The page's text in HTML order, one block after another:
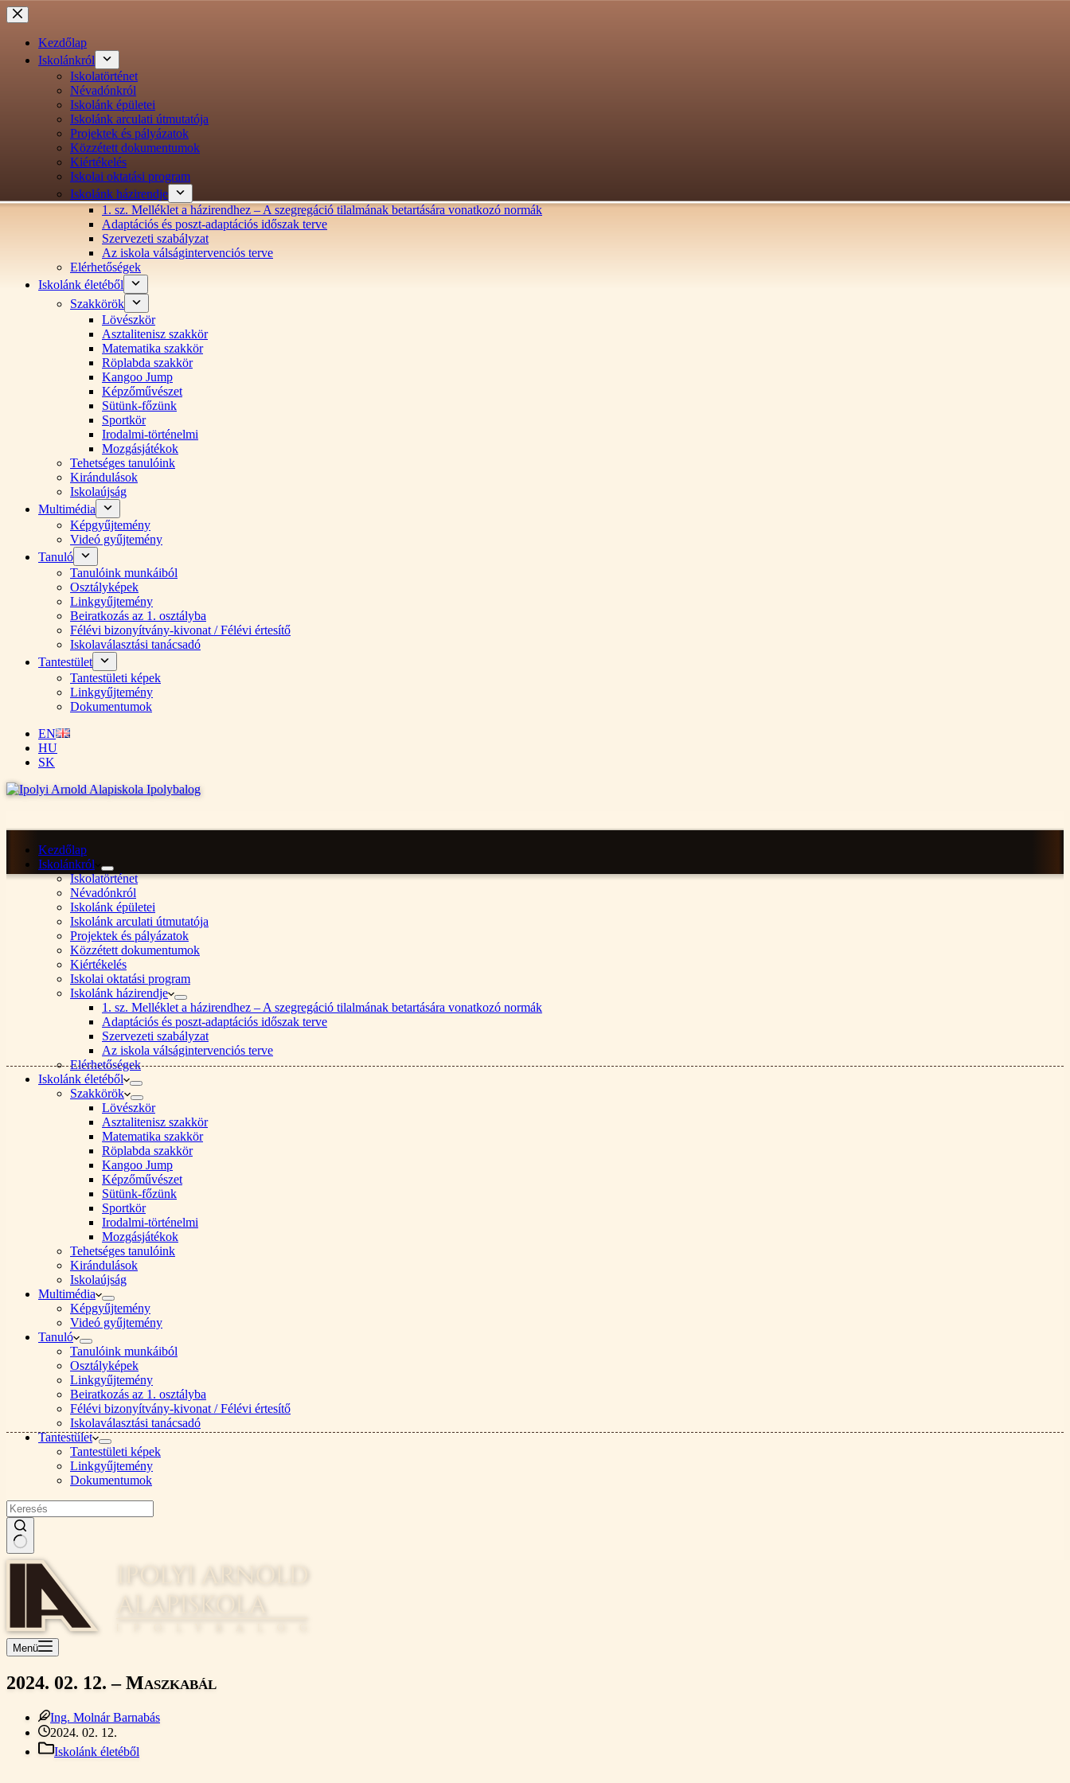
Ugrás
a
tartalomraKezdőlap
Iskolánkról
Iskolatörténet
Névadónkról
Iskolánk épületei
Iskolánk arculati útmutatója
Projektek és pályázatok
Közzétett dokumentumok
Kiértékelés
Iskolai oktatási program
Iskolánk házirendje
1. sz. Melléklet a házirendhez – A szegregáció tilalmának betartására vonatkozó normák
Adaptációs és poszt-adaptációs időszak terve
Szervezeti szabályzat
Az iskola válságintervenciós terve
Elérhetőségek
Iskolánk életéből
Szakkörök
Lövészkör
Asztalitenisz szakkör
Matematika szakkör
Röplabda szakkör
Kangoo Jump
Képzőművészet
Sütünk-főzünk
Sportkör
Irodalmi-történelmi
Mozgásjátékok
Tehetséges tanulóink
Kirándulások
Iskolaújság
Multimédia
Képgyűjtemény
Videó gyűjtemény
Tanuló
Tanulóink munkáiból
Osztályképek
Linkgyűjtemény
Beiratkozás az 1. osztályba
Félévi bizonyítvány-kivonat / Félévi értesítő
Iskolaválasztási tanácsadó
Tantestület
Tantestületi képek
Linkgyűjtemény
Dokumentumok
EN
HU
SK
Kezdőlap
Iskolánkról
Iskolatörténet
Névadónkról
Iskolánk épületei
Iskolánk arculati útmutatója
Projektek és pályázatok
Közzétett dokumentumok
Kiértékelés
Iskolai oktatási program
Iskolánk házirendje
1. sz. Melléklet a házirendhez – A szegregáció tilalmának betartására vonatkozó normák
Adaptációs és poszt-adaptációs időszak terve
Szervezeti szabályzat
Az iskola válságintervenciós terve
Elérhetőségek
Iskolánk életéből
Szakkörök
Lövészkör
Asztalitenisz szakkör
Matematika szakkör
Röplabda szakkör
Kangoo Jump
Képzőművészet
Sütünk-főzünk
Sportkör
Irodalmi-történelmi
Mozgásjátékok
Tehetséges tanulóink
Kirándulások
Iskolaújság
Multimédia
Képgyűjtemény
Videó gyűjtemény
Tanuló
Tanulóink munkáiból
Osztályképek
Linkgyűjtemény
Beiratkozás az 1. osztályba
Félévi bizonyítvány-kivonat / Félévi értesítő
Iskolaválasztási tanácsadó
Tantestület
Tantestületi képek
Linkgyűjtemény
Dokumentumok
Nincs
Menü
2024. 02. 12. – Maszkabál
Ing. Molnár Barnabás
2024. 02. 12.
Iskolánk életéből